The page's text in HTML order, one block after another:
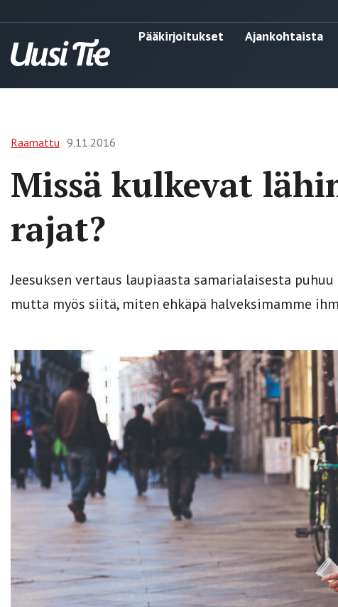
Pääkirjoitukset Ajankohtaista
Raamattu 9.11.2016
Missä kulkevat
rajat?
Jeesuksen vertaus laupiaasta samarialaisesta
mutta myös siitä, miten ehkäpä halveksimamme